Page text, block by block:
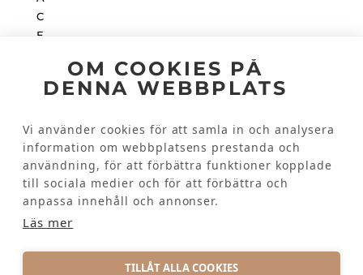
OM COOKIES PÅ
DENNA WEBBPLATS
Vi använder cookies för att samla in och analysera
information om webbplatsens prestanda och
användning, för att förbättra funktioner kopplade
till sociala medier och för att förbättra och
anpassa innehåll och annonser.
Läs mer
TILLÅT ALLA COOKIES
Kundinformation
KONTAKTA OSS